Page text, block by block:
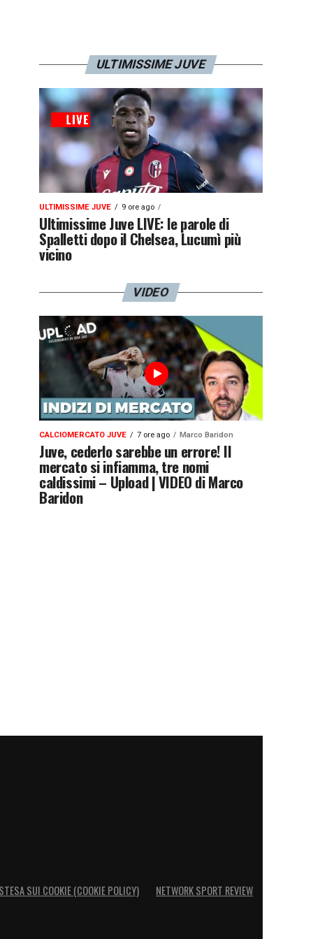
ULTIMISSIME JUVE
ULTIMISSIME JUVE 9 ore ago
Ultimissime Juve LIVE: le parole di
Spalletti dopo il Chelsea, Lucumì più
vicino
VIDEO
CALCIOMERCATO JUVE 7 ore ago Marco Baridon
Juve, cederlo sarebbe un errore! Il
mercato si infiamma, tre nomi
caldissimi – Upload | VIDEO di Marco
Baridon
SUI COOKIE (COOKIE POLICY) NETWORK SPORT REVIEW